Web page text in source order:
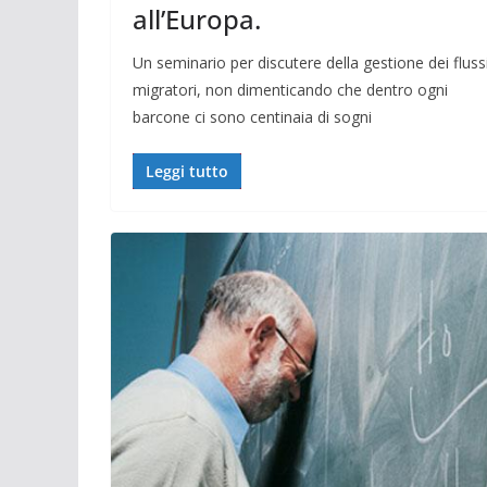
all’Europa.
Un seminario per discutere della gestione dei
migratori, non dimenticando che dentro ogni
barcone ci sono centinaia di sogni
Leggi tutto